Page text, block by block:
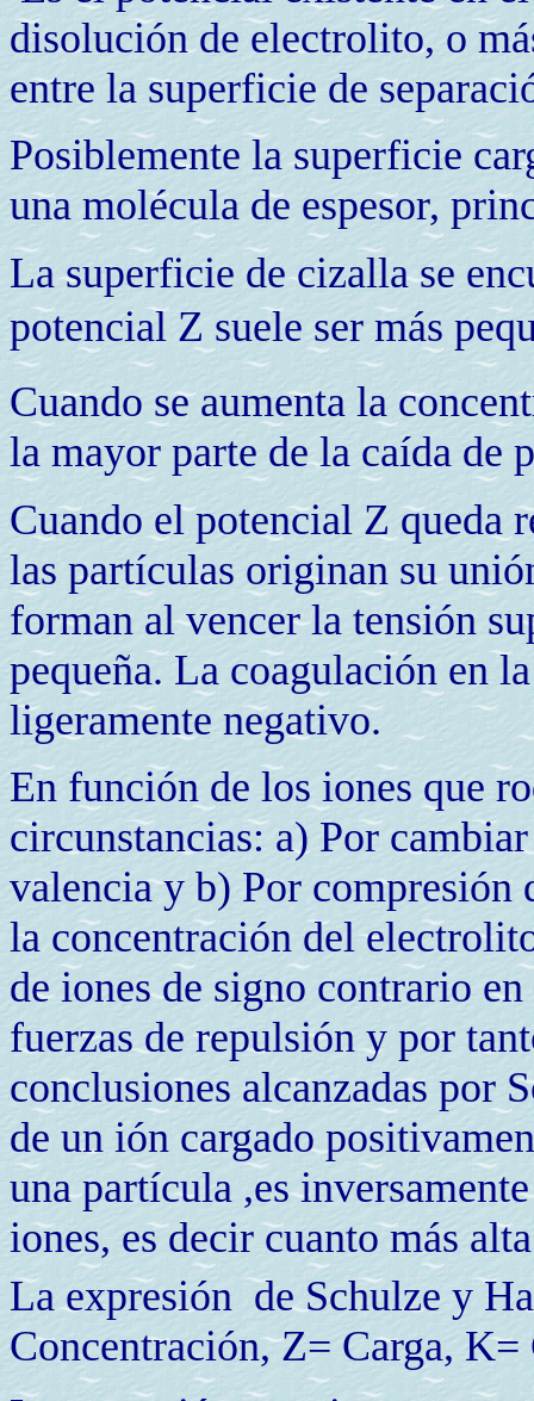
disolución de electrolito, o
entre la superficie de
Posiblemente la superficie
una molécula de espesor,
La superficie de cizalla se
potencial Z suele ser más
Cuando se aumenta la
la mayor parte de la caída de
Cuando el potencial Z queda
las partículas originan su
forman al vencer la tensión
pequeña. La coagulación en
ligeramente negativo.
En función de los iones que
circunstancias: a) Por
valencia y b) Por compresión
la concentración del
de iones de signo contrario
fuerzas de repulsión y por
conclusiones alcanzadas por
de un ión cargado
una partícula ,es
iones, es decir cuanto más
La expresión de Schulze y
Concentración, Z= Carga, K=